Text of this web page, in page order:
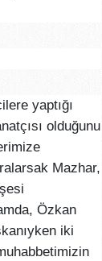
yaptığı
olduğunu
Mazhar,
Özkan
iki